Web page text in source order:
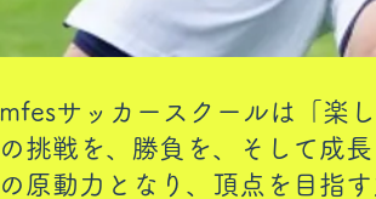
mfesサッカースクールは「楽
の挑戦を、勝負を、そして成
の原動力となり、頂点を目指